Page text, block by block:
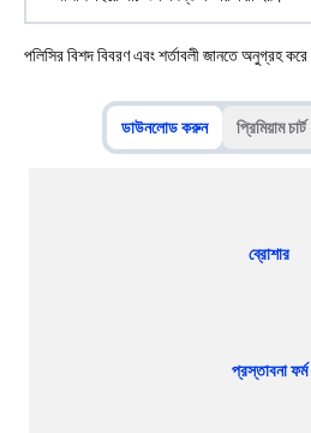
পলিসির বিশদ বিবরণ এবং শর্তাবলী জানতে অনুগ্রহ
ডাউনলোড করুন প্রিমিয়াম চার্ট
ব্রোশার
প্রস্তাবনা ফর্ম